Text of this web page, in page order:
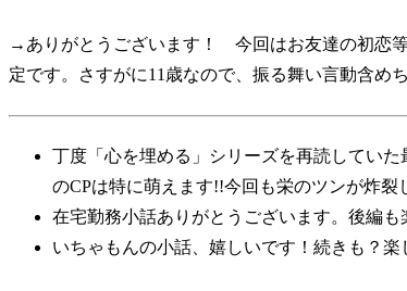
→ありがとうございます！ 今回はお友達の初恋
定です。さすがに11歳なので、振る舞い言動含め
丁度「心を埋める」シリーズを再読してい
のCPは特に萌えます!!今回も栄のツンが炸裂
在宅勤務小話ありがとうございます。後編も
いちゃもんの小話、嬉しいです！続きも？楽